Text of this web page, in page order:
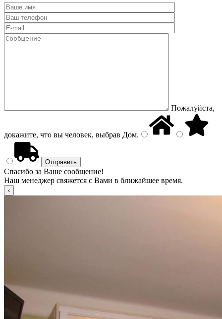
Пожалуйста,
докажите, что вы человек, выбрав Дом.
Спасибо за Ваше сообщение!
Наш менеджер свяжется с Вами в ближайшее время.